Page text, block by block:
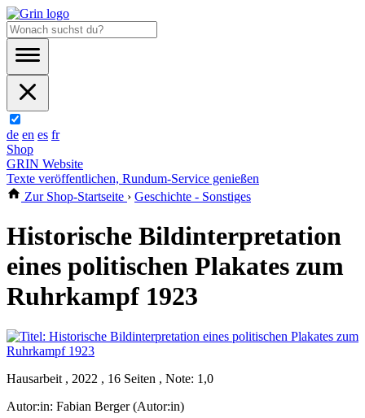
de en es fr
Shop
GRIN Website
Texte veröffentlichen, Rundum-Service genießen
Zur Shop-Startseite › Geschichte - Sonstiges
Historische Bildinterpretation
eines politischen Plakates zum
Ruhrkampf 1923
Hausarbeit , 2022 , 16 Seiten , Note: 1,0
Autor:in: Fabian Berger (Autor:in)